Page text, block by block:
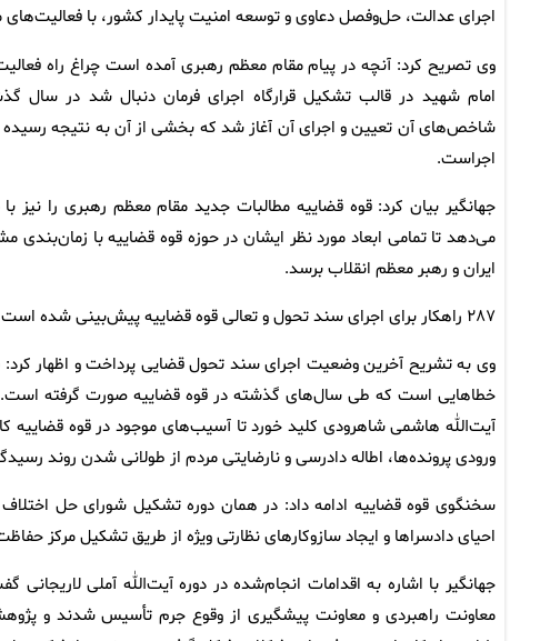
اجرای عدالت، حل‌وفصل دعاوی و توسعه امنیت پایدار کشور، با
وی تصریح کرد: آنچه در پیام مقام معظم رهبری آمده است چراغ راه
امام شهید در قالب تشکیل قرارگاه اجرای فرمان دنبال شد در سال
شاخص‌های آن تعیین و اجرای آن آغاز شد که بخشی از آن به نتیجه
اجراست.
جهانگیر بیان کرد: قوه قضاییه مطالبات جدید مقام معظم رهبری را نیز
می‌دهد تا تمامی ابعاد مورد نظر ایشان در حوزه قوه قضاییه با
ایران و رهبر معظم انقلاب برسد.
۲۸۷ راهکار برای اجرای سند تحول و تعالی قوه قضاییه پیش‌بینی شده است
وی به تشریح آخرین وضعیت اجرای سند تحول قضایی پرداخت و اظهار
آیت‌الله هاشمی شاهرودی کلید خورد تا آسیب‌های موجود در قوه
ورودی پرونده‌ها، اطاله دادرسی و نارضایتی مردم از طولانی شدن روند
سخنگوی قوه قضاییه ادامه داد: در همان دوره تشکیل شورای حل
احیای دادسراها و ایجاد سازوکارهای نظارتی ویژه از طریق تشکیل مرکز
جهانگیر با اشاره به اقدامات انجام‌شده در دوره آیت‌الله آملی
معاونت راهبردی و معاونت پیشگیری از وقوع جرم تأسیس شدند و